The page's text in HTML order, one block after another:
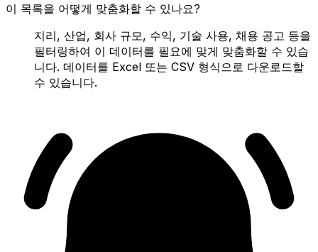
이 목록을 어떻게 맞춤화할 수 있나요?
지리, 산업, 회사 규모, 수익, 기술 사용, 채용 공고 등을
필터링하여 이 데이터를 필요에 맞게 맞춤화할 수 있습
니다. 데이터를 Excel 또는 CSV 형식으로 다운로드할
수 있습니다.